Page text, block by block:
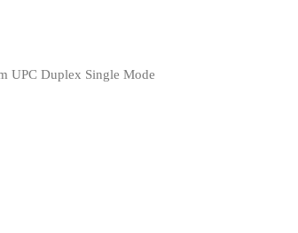
UPC Duplex Single Mode